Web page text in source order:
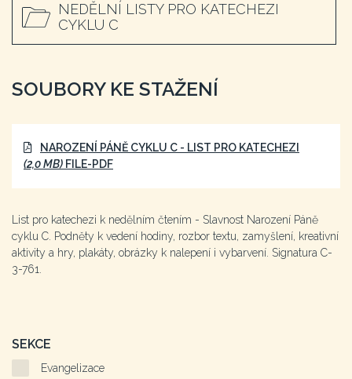
NEDĚLNÍ LISTY PRO KATECHEZI
CYKLU C
SOUBORY KE STAŽENÍ
NAROZENÍ PÁNĚ CYKLU C - LIST PRO KATECHEZI
(2,0 MB) FILE-PDF
List pro katechezi k nedělním čtením - Slavnost Narození Páně
cyklu C. Podněty k vedení hodiny, rozbor textu, zamyšlení, kreativní
aktivity a hry, plakáty, obrázky k nalepení i vybarvení. Signatura C-
3-761.
SEKCE
Evangelizace